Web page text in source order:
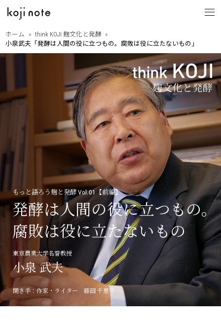
koji noteとは
大分を巡る
・大分の歩きたくなる道
・相原正明フォトエッセイ
with PEOPLE
縁ある人たち
・大分ゆかりのあの人
・大分に暮らすということ
麹文化と発酵
・Dr.下田の新本格焼酎論
・もっと語ろう麹と発酵
・はじめての発酵食レシピ
・麹と発酵の基礎講座
by SANWA SHURUI
三和酒類の酒造り
about CCRN
麹プロジェクト
ホーム
think KOJI 麹文化と発酵
小泉武夫「発酵は人間の役に立つもの。腐敗は役に立たないもの」
もっと語ろう麹と発酵 Vol.01【前編】
発酵は人間の役に立つもの。
腐敗は役に立たないもの
東京農業大学名誉教授
小泉 武夫
聞き手：作家・ライター 藤田 千恵子